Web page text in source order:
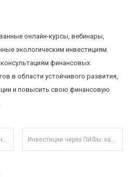
онлайн-курсы, вебинары,
экологическим инвестициям.
финансовых
в области устойчивого развития,
и повысить свою финансовую
записям Инвестиции через ПИФы: как выбрать фонд, учитывая экологические и социальные параметры